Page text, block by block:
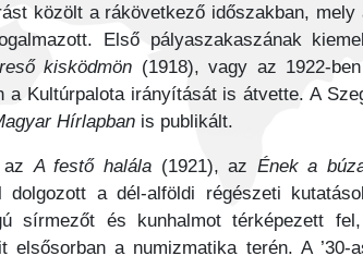
közölt a rákövetkező időszakban,
Első pályaszakaszának
kisködmön (1918), vagy az 1922-
Kultúrpalota irányítását is átvette. A
Hírlapban is publikált.
azA festő halála(1921), az Ének a
a dél-alföldi régészeti
sírmezőt és kunhalmot térképezett
elsősorban a numizmatika terén. A